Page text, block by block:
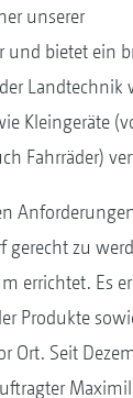
unserer
und bietet ein
Landtechnik
Kleingeräte
Fahrräder)
gerecht zu
errichtet. Es
Produkte
Ort. Seit